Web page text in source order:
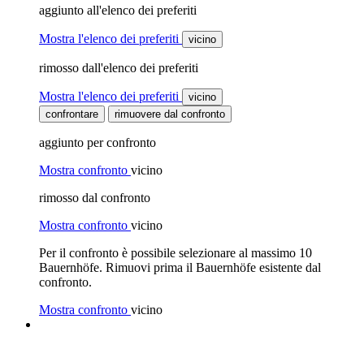
aggiunto all'elenco dei preferiti
Mostra l'elenco dei preferiti vicino
rimosso dall'elenco dei preferiti
Mostra l'elenco dei preferiti
vicino
confrontare
rimuovere dal confronto
aggiunto per confronto
Mostra confronto vicino
rimosso dal confronto
Mostra confronto vicino
Per il confronto è possibile selezionare al massimo 10
Bauernhöfe. Rimuovi prima il Bauernhöfe esistente dal
confronto.
Mostra confronto vicino